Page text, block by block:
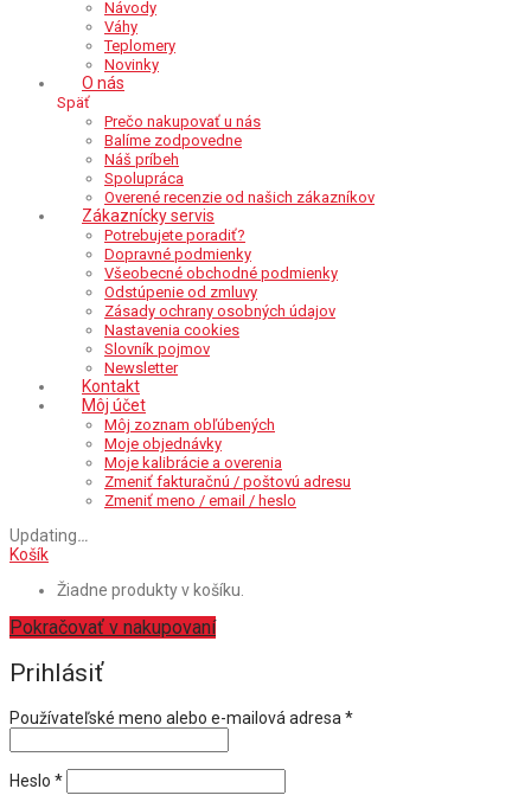
Návody
Váhy
Teplomery
Novinky
O nás
Späť
Prečo nakupovať u nás
Balíme zodpovedne
Náš príbeh
Spolupráca
Overené recenzie od našich zákazníkov
Zákaznícky servis
Potrebujete poradiť?
Dopravné podmienky
Všeobecné obchodné podmienky
Odstúpenie od zmluvy
Zásady ochrany osobných údajov
Nastavenia cookies
Slovník pojmov
Newsletter
Kontakt
Môj účet
Môj zoznam obľúbených
Moje objednávky
Moje kalibrácie a overenia
Zmeniť fakturačnú / poštovú adresu
Zmeniť meno / email / heslo
Updating…
Košík
Žiadne produkty v košíku.
Pokračovať v nakupovaní
Prihlásiť
Používateľské meno alebo e-mailová adresa *Povinné
Heslo *Povinné